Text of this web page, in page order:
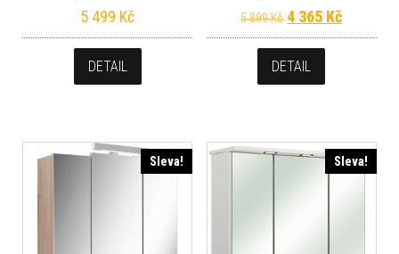
5 499 Kč
DETAIL
5 899Kč Původní cena
4 365 KčAktuální
DETAIL
Sleva! Sleva!